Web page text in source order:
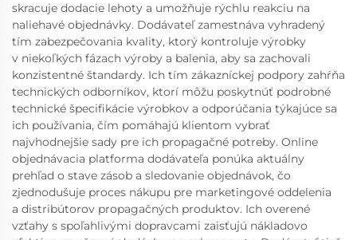
skracuje dodacie lehoty a umožňuje rýchlu reakciu na
naliehavé objednávky. Dodávateľ zamestnáva vyhradený
tím zabezpečovania kvality, ktorý kontroluje výrobky
v niekoľkých fázach výroby a balenia, aby sa zachovali
konzistentné štandardy. Ich tím zákazníckej podpory zahŕňa
technických odborníkov, ktorí môžu poskytnúť podrobné
technické špecifikácie výrobkov a odporúčania týkajúce sa
ich používania, čím pomáhajú klientom vybrať
najvhodnejšie sady pre ich propagačné potreby. Online
objednávacia platforma dodávateľa ponúka aktuálny
prehľad o stave zásob a sledovanie objednávok, čo
zjednodušuje proces nákupu pre marketingové oddelenia
a distribútorov propagačných produktov. Ich overené
vzťahy s spoľahlivými dopravcami zaisťujú nákladovo